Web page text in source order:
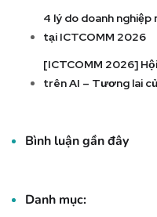
4 lý do doanh nghiệp
tại ICTCOMM 2026
[ICTCOMM 2026]
trên AI – Tương lai
Bình luận gần đây
Danh mục: